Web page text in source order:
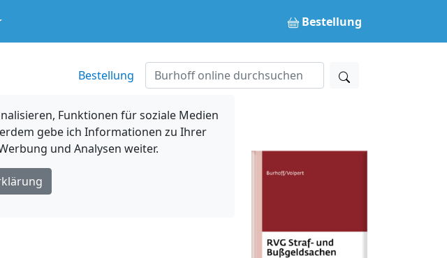
Bestellung
Bestellung
Funktionen für soziale Medien
gebe ich Informationen zu Ihrer
und Analysen weiter.